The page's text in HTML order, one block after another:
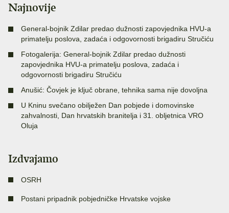
Najnovije
General-bojnik Zdilar predao dužnosti zapovjednika HVU-a
primatelju poslova, zadaća i odgovornosti brigadiru Stručiću
Fotogalerija: General-bojnik Zdilar predao dužnosti
zapovjednika HVU-a primatelju poslova, zadaća i
odgovornosti brigadiru Stručiću
Anušić: Čovjek je ključ obrane, tehnika sama nije dovoljna
U Kninu svečano obilježen Dan pobjede i domovinske
zahvalnosti, Dan hrvatskih branitelja i 31. obljetnica VRO
Oluja
Izdvajamo
OSRH
Postani pripadnik pobjedničke Hrvatske vojske